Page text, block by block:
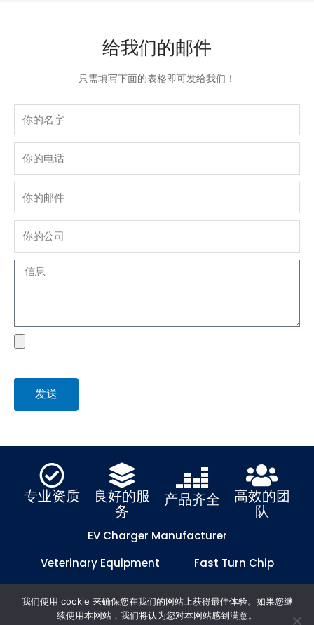
给我们的邮件
只需填写下面的表格即可发给我们！
Message
file
发送
专业资质
良好的服
务
产品齐全
高效的团
队
EV Charger Manufacturer
Veterinary Equipment
Fast Turn Chip
© 2021-2024 广州捷迅科技发展有限公司 版权所有 [粤ICP备
2021075290号]网站地图 隐私政策
我们使用 cookie 来确保您在我们的网站上获得最佳体验。如果您继
续使用本网站，我们将认为您对本网站感到满意。